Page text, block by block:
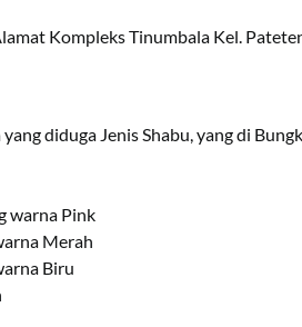
Kompleks Tinumbala Kel.
diduga Jenis Shabu, yang di
warna Pink
Merah
Biru